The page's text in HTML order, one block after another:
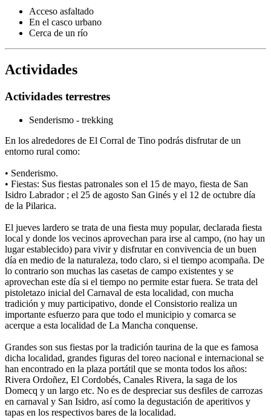
Acceso asfaltado
En el casco urbano
Cerca de un río
Actividades
Actividades terrestres
Senderismo - trekking
En los alrededores de El Corral de Tino podrás disfrutar de un
entorno rural como:
• Senderismo.
• Fiestas: Sus fiestas patronales son el 15 de mayo, fiesta de San
Isidro Labrador ; el 25 de agosto San Ginés y el 12 de octubre día
de la Pilarica.
El jueves lardero se trata de una fiesta muy popular, declarada fiesta
local y donde los vecinos aprovechan para irse al campo, (no hay un
lugar establecido) para vivir y disfrutar en convivencia de un buen
día en medio de la naturaleza, todo claro, si el tiempo acompaña. De
lo contrario son muchas las casetas de campo existentes y se
aprovechan este día si el tiempo no permite estar fuera. Se trata del
pistoletazo inicial del Carnaval de esta localidad, con mucha
tradición y muy participativo, donde el Consistorio realiza un
importante esfuerzo para que todo el municipio y comarca se
acerque a esta localidad de La Mancha conquense.
Grandes son sus fiestas por la tradición taurina de la que es famosa
dicha localidad, grandes figuras del toreo nacional e internacional se
han encontrado en la plaza portátil que se monta todos los años:
Rivera Ordoñez, El Cordobés, Canales Rivera, la saga de los
Domecq y un largo etc. No es de despreciar sus desfiles de carrozas
en carnaval y San Isidro, así como la degustación de aperitivos y
tapas en los respectivos bares de la localidad.